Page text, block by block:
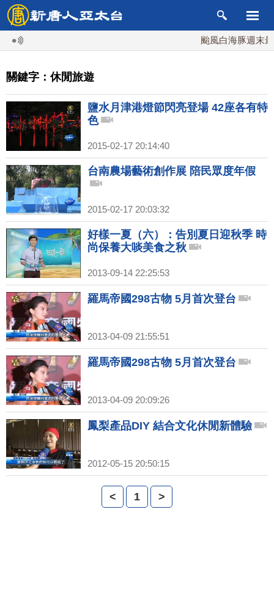
颱風白海豚週末最
關鍵字：休閒旅遊
鹽水月津港燈節閃亮登場 42座各有特
色
2015-02-17 20:14:40
台南農場藝術創作展 陪民眾度年假
2015-02-17 20:03:32
好樣一夏（六）：告別夏日迎秋季 時
尚保養大啖美食之秋
2013-09-14 22:25:53
羅馬帝國298古物 5月首次登台
2013-04-09 21:55:51
羅馬帝國298古物 5月首次登台
2013-04-09 20:09:26
鳳梨產品DIY 結合文化休閒新體驗
2012-05-15 20:50:15
< 1 >